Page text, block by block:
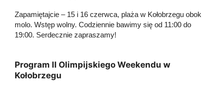
Zapamiętajcie – 15 i 16 czerwca, plaża w Kołobrzegu obok
molo. Wstęp wolny. Codziennie bawimy się od 11:00 do
19:00. Serdecznie zapraszamy!
Program II Olimpijskiego Weekendu w
Kołobrzegu